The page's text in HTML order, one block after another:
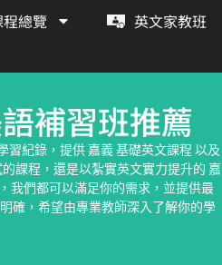
總覽 英文家教班
補習班推薦
紀錄，提供 嘉義 基礎英文課程 以及
課程，還是以紮實英文實力提升的 嘉
我們都可以滿足你的需求，並提供最
確，希望由專業教師深入了解你的學